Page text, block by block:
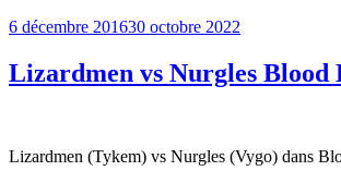
Publié
6 décembre 201630 octobre 2022
Lizardmen vs Nurgles Blood
Lizardmen (Tykem) vs Nurgles (Vygo) dans